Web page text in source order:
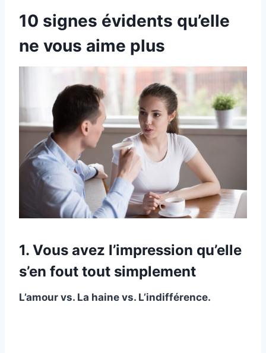
10 signes évidents qu’elle
ne vous aime plus
1. Vous avez l’impression qu’elle
s’en fout tout simplement
L’amour vs. La haine vs. L’indifférence.